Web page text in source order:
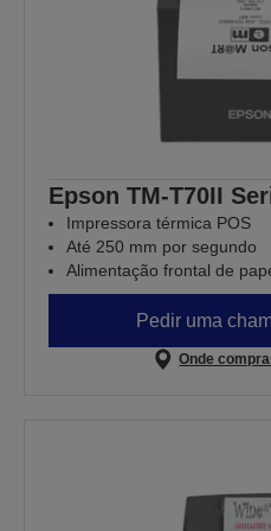
Epson TM-T70II
Impressora térmica POS
Até 250 mm por segundo
Alimentação frontal de
Pedir uma
Onde